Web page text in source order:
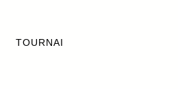
TOURNAI